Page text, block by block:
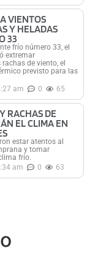
VIENTOS
Y HELADAS
33
frío número 33, el
extremar
de viento, el
previsto para las
am 0 65
RACHAS DE
EL CLIMA EN
estar atentos al
y tomar
frío.
am 0 63